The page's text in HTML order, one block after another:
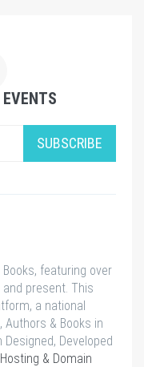
SUBSCRIBE
featuring over
present. This
a national
& Books in
Developed
& Domain